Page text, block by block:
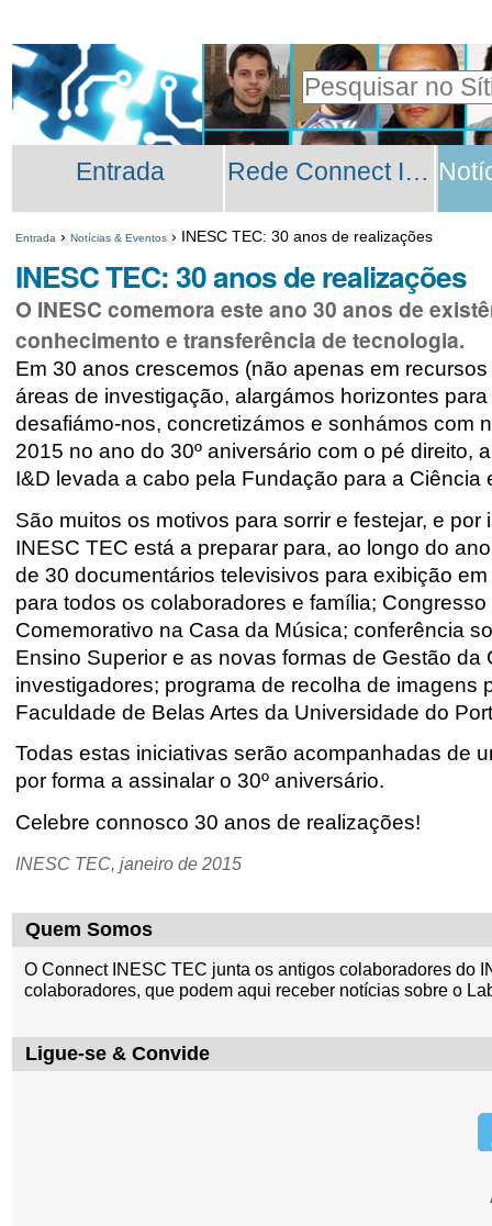
para
o
conteúdo.
para
a
navegação
Pessoais
Pesquisar
Pesquisa
Avançada…
Secções
Entrada Rede Connect INESC TEC
Entrada › Notícias & Eventos › INESC TEC: 30 anos de realizações
INESC TEC: 30 anos de realizações
O INESC comemora este ano 30 anos de
conhecimento e transferência de tecnologia.
Em 30 anos crescemos (não apenas em
áreas de investigação, alargámos horizontes
desafiámo-nos, concretizámos e sonhámos com
2015 no ano do 30º aniversário com o pé direito,
I&D levada a cabo pela Fundação para a Ciência
São muitos os motivos para sorrir e festejar, e
INESC TEC está a preparar para, ao longo do
de 30 documentários televisivos para exibição
para todos os colaboradores e família;
Comemorativo na Casa da Música; conferência
Ensino Superior e as novas formas de Gestão
investigadores; programa de recolha de
Faculdade de Belas Artes da Universidade do
Todas estas iniciativas serão acompanhadas de
por forma a assinalar o 30º aniversário.
Celebre connosco 30 anos de realizações!
INESC TEC, janeiro de 2015
Quem Somos
O Connect INESC TEC junta os antigos colaboradores do
colaboradores, que podem aqui receber notícias sobre o
Ligue-se & Convide